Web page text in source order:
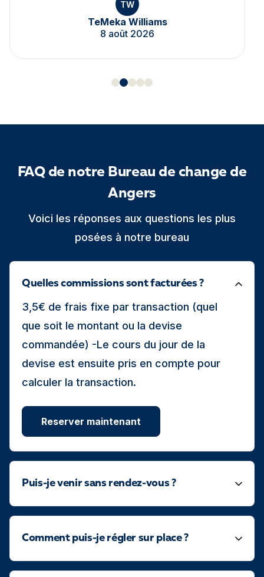
TW
TeMeka Williams
8 août 2026
FAQ de notre Bureau de change de
Angers
Voici les réponses aux questions les plus
posées à notre bureau
Quelles commissions sont facturées ?
3,5€ de frais fixe par transaction (quel
que soit le montant ou la devise
commandée) -Le cours du jour de la
devise est ensuite pris en compte pour
calculer la transaction.
Reserver maintenant
Puis-je venir sans rendez-vous ?
Comment puis-je régler sur place ?